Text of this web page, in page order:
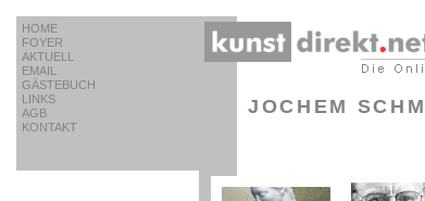
HOME
FOYER
AKTUELL
EMAIL
GÄSTEBUCH
LINKS
AGB
KONTAKT
JOCHEM